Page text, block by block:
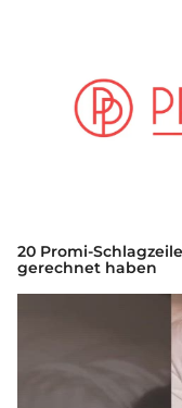
20 Promi-
gerechnet haben